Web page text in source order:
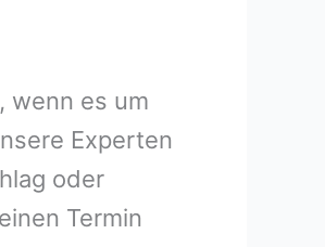
wenn es um
Experten
oder
Termin